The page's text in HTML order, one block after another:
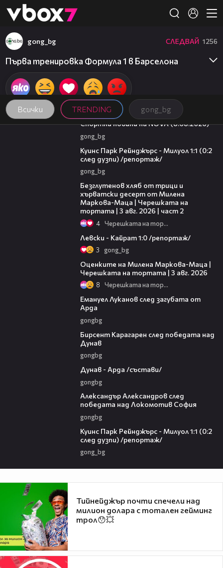
👾
Всички TRENDING gong_bg
gong_bg СЛЕДВАЙ 1256
Първа тренировка Формула 1 в Барселона
04:09
Спортни новини на NOVA (8.08.2026)
gong_bg
Куинс Парк Рейнджърс - Милуол 1:1 (0:2
след дузпи) /репортаж/
gong_bg
Безглутенов хляб от трици и
хърватски десерт от Милена
Маркова-Маца | Черешката на
тортата | 3 авг. 2026 | част 2
4 Черешката на тортата
Левски - Кайрат 1:0 /репортаж/
3 gong_bg
Оценките на Милена Маркова-Маца |
Черешката на тортата | 3 авг. 2026
8 Черешката на тортата
Емануел Луканов след загубата от
Арда
gongbg
Бирсент Карагарен след победата над
Дунав
gongbg
Дунав - Арда /състави/
gongbg
Александър Александров след
победата над Локомотив София
gongbg
Куинс Парк Рейнджърс - Милуол 1:1 (0:2
след дузпи) /репортаж/
gong_bg
Тийнейджър почти спечели над
милион долара с тотален гейминг
трол😯💥